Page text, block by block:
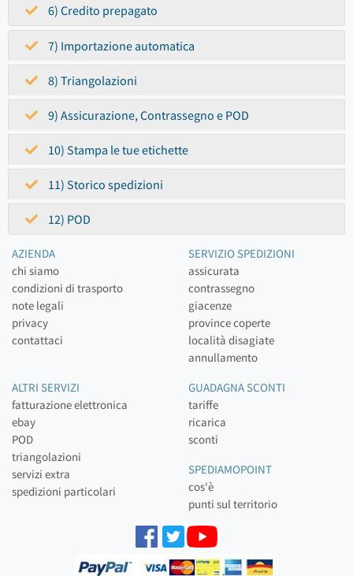
6) Credito prepagato
7) Importazione automatica
8) Triangolazioni
9) Assicurazione, Contrassegno e POD
10) Stampa le tue etichette
11) Storico spedizioni
12) POD
AZIENDA
chi siamo
condizioni di trasporto
note legali
privacy
contattaci
SERVIZIO SPEDIZIONI
assicurata
contrassegno
giacenze
province coperte
località disagiate
annullamento
ALTRI SERVIZI
fatturazione elettronica
ebay
POD
triangolazioni
servizi extra
spedizioni particolari
GUADAGNA SCONTI
tariffe
ricarica
sconti
SPEDIAMOPOINT
cos'è
punti sul territorio